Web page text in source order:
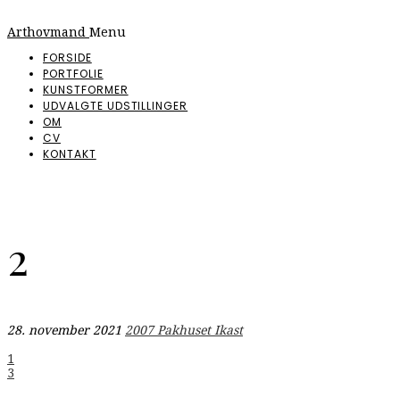
Arthovmand Menu
FORSIDE
PORTFOLIE
KUNSTFORMER
UDVALGTE UDSTILLINGER
OM
CV
KONTAKT
2
28. november 2021 2007 Pakhuset Ikast
Indlægsnavigation
1
3